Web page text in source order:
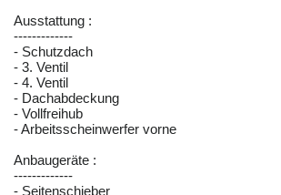
Ausstattung :
-------------
- Schutzdach
- 3. Ventil
- 4. Ventil
- Dachabdeckung
- Vollfreihub
- Arbeitsscheinwerfer vorne
Anbaugeräte :
-------------
- Seitenschieber